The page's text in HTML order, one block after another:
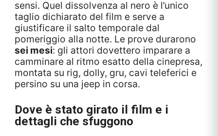
sensi. Quel dissolvenza al nero è l’unico
taglio dichiarato del film e serve a
giustificare il salto temporale dal
pomeriggio alla notte. Le prove durarono
sei mesi: gli attori dovettero imparare a
camminare al ritmo esatto della cinepresa,
montata su rig, dolly, gru, cavi teleferici e
persino su una jeep in corsa.
Dove è stato girato il film e i
dettagli che sfuggono